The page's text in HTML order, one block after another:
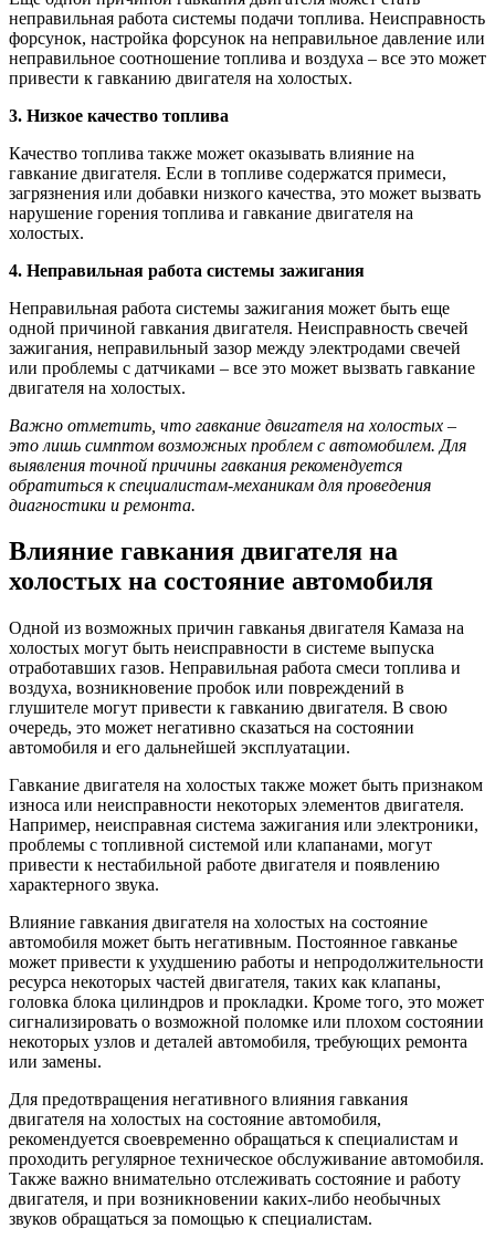
неправильная работа системы подачи топлива. Неисправность
форсунок, настройка форсунок на неправильное давление или
неправильное соотношение топлива и воздуха – все это может
привести к гавканию двигателя на холостых.
3. Низкое качество топлива
Качество топлива также может оказывать влияние на
гавкание двигателя. Если в топливе содержатся примеси,
загрязнения или добавки низкого качества, это может вызвать
нарушение горения топлива и гавкание двигателя на
холостых.
4. Неправильная работа системы зажигания
Неправильная работа системы зажигания может быть еще
одной причиной гавкания двигателя. Неисправность свечей
зажигания, неправильный зазор между электродами свечей
или проблемы с датчиками – все это может вызвать гавкание
двигателя на холостых.
Важно отметить, что гавкание двигателя на холостых –
это лишь симптом возможных проблем с автомобилем. Для
выявления точной причины гавкания рекомендуется
обратиться к специалистам-механикам для проведения
диагностики и ремонта.
Влияние гавкания двигателя на
холостых на состояние автомобиля
Одной из возможных причин гавканья двигателя Камаза на
холостых могут быть неисправности в системе выпуска
отработавших газов. Неправильная работа смеси топлива и
воздуха, возникновение пробок или повреждений в
глушителе могут привести к гавканию двигателя. В свою
очередь, это может негативно сказаться на состоянии
автомобиля и его дальнейшей эксплуатации.
Гавкание двигателя на холостых также может быть признаком
износа или неисправности некоторых элементов двигателя.
Например, неисправная система зажигания или электроники,
проблемы с топливной системой или клапанами, могут
привести к нестабильной работе двигателя и появлению
характерного звука.
Влияние гавкания двигателя на холостых на состояние
автомобиля может быть негативным. Постоянное гавканье
может привести к ухудшению работы и непродолжительности
ресурса некоторых частей двигателя, таких как клапаны,
головка блока цилиндров и прокладки. Кроме того, это может
сигнализировать о возможной поломке или плохом состоянии
некоторых узлов и деталей автомобиля, требующих ремонта
или замены.
Для предотвращения негативного влияния гавкания
двигателя на холостых на состояние автомобиля,
рекомендуется своевременно обращаться к специалистам и
проходить регулярное техническое обслуживание автомобиля.
Также важно внимательно отслеживать состояние и работу
двигателя, и при возникновении каких-либо необычных
звуков обращаться за помощью к специалистам.